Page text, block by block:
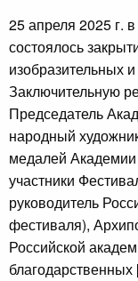
25 апреля 2025 г.
состоялось
изобразительных
Заключительную
Председатель
народный
медалей
участники
руководитель
фестиваля),
Российской